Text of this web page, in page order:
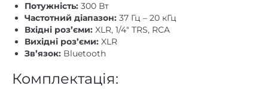
Потужність: 300 Вт
Частотний діапазон: 37 Гц – 20 кГц
Вхідні роз’єми: XLR, 1/4″ TRS, RCA
Вихідні роз’єми: XLR
Зв’язок: Bluetooth
Комплектація: